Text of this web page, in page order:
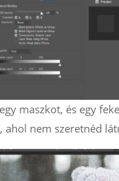
maszkot, és egy
ahol nem szeretnéd